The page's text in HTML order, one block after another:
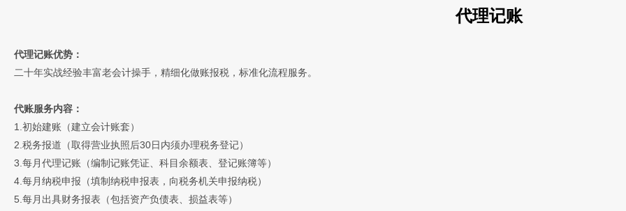
代理记账
代理记账优势：
二十年实战经验丰富老会计操手，精细化做账报税，标准化流程服务。
代账服务内容：
1.初始建账（建立会计账套）
2.税务报道（取得营业执照后30日内须办理税务登记）
3.每月代理记账（编制记账凭证、科目余额表、登记账簿等）
4.每月纳税申报（填制纳税申报表，向税务机关申报纳税）
5.每月出具财务报表（包括资产负债表、损益表等）